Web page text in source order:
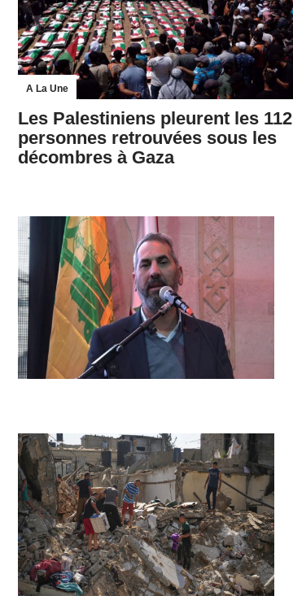
A La Une
Les Palestiniens pleurent les 112
personnes retrouvées sous les
décombres à Gaza